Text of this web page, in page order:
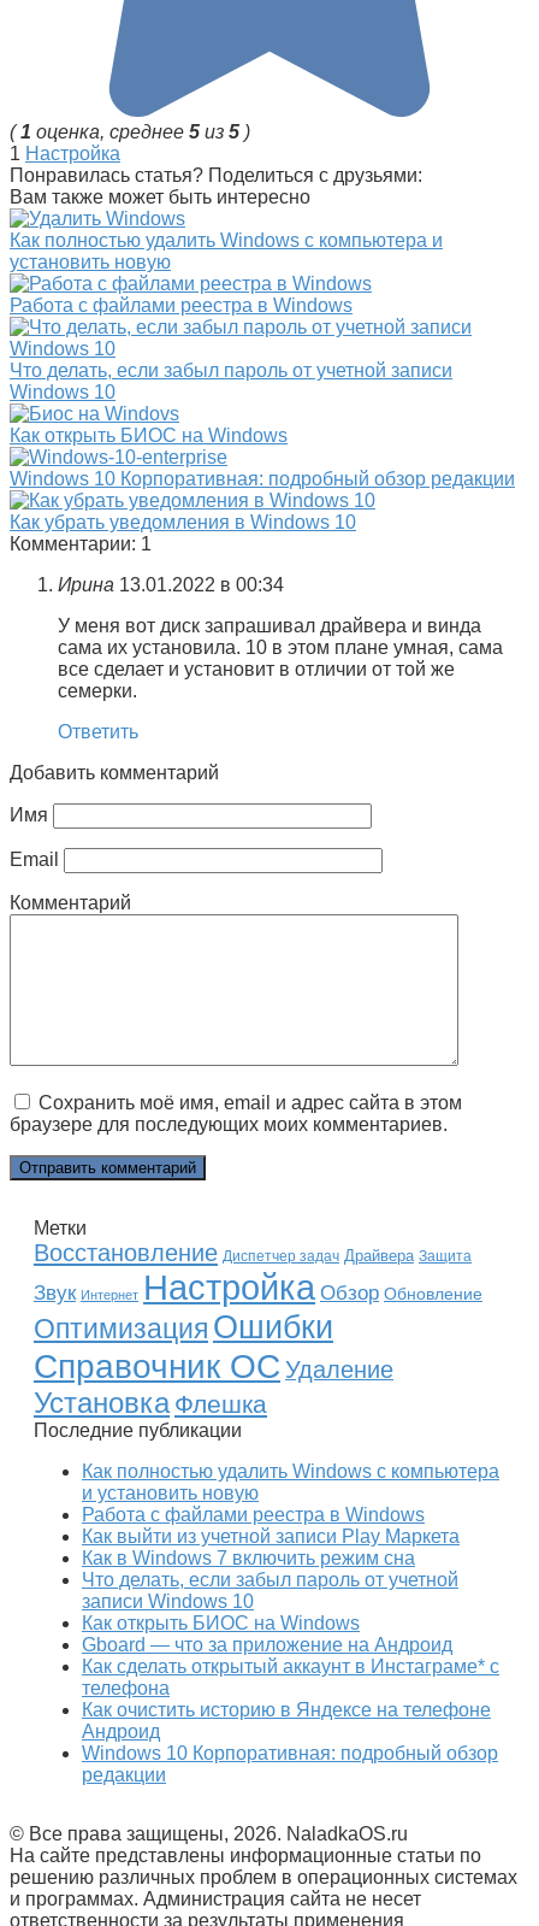
(1 оценка, среднее 5 из 5 )
1 Настройка
Понравилась статья? Поделиться с друзьями:
Вам также может быть интересно
Как полностью удалить Windows с компьютера и
установить новую
Работа с файлами реестра в Windows
Что делать, если забыл пароль от учетной записи
Windows 10
Как открыть БИОС на Windows
Windows 10 Корпоративная: подробный обзор редакции
Как убрать уведомления в Windows 10
Комментарии: 1
Ирина 13.01.2022 в 00:34
У меня вот диск запрашивал драйвера и винда
сама их установила. 10 в этом плане умная, сама
все сделает и установит в отличии от той же
семерки.
Ответить
Добавить комментарий
Имя
Email
Комментарий
Сохранить моё имя, email и адрес сайта в этом
браузере для последующих моих комментариев.
Метки
Восстановление Диспетчер задач Драйвера Защита
Звук Интернет Настройка Обзор Обновление
Оптимизация Ошибки
Справочник ОС Удаление
Установка Флешка
Последние публикации
Как полностью удалить Windows с компьютера
и установить новую
Работа с файлами реестра в Windows
Как выйти из учетной записи Play Маркета
Как в Windows 7 включить режим сна
Что делать, если забыл пароль от учетной
записи Windows 10
Как открыть БИОС на Windows
Gboard — что за приложение на Андроид
Как сделать открытый аккаунт в Инстаграме* с
телефона
Как очистить историю в Яндексе на телефоне
Андроид
Windows 10 Корпоративная: подробный обзор
редакции
© Все права защищены, 2026. NaladkaOS.ru
На сайте представлены информационные статьи по
решению различных проблем в операционных системах
и программах. Администрация сайта не несет
ответственности за результаты применения